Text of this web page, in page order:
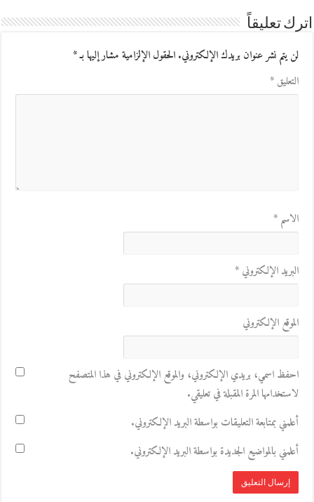
اترك تعليقاً
لن يتم نشر عنوان بريدك الإلكتروني.الحقول الإلزامية مشار إليها بـ*
التعليق*
الاسم*
البريد الإلكتروني*
الموقع الإلكتروني
احفظ اسمي، بريدي الإلكتروني، والموقع الإلكتروني في هذا المتصفح
لاستخدامها المرة المقبلة في تعليقي.
أعلمني بمتابعة التعليقات بواسطة البريد الإلكتروني.
أعلمني بالمواضيع الجديدة بواسطة البريد الإلكتروني.